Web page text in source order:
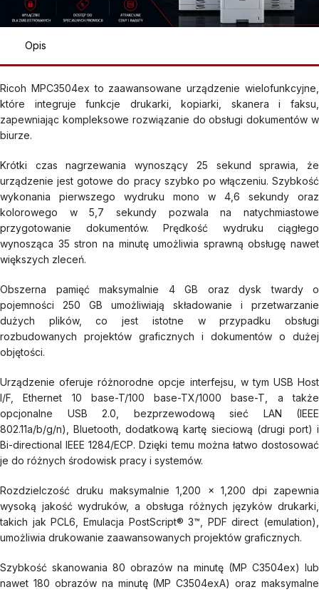
Opis
Ricoh MPC3504ex to zaawansowane urządzenie wielofunkcyjne,
które integruje funkcje drukarki, kopiarki, skanera i faksu,
zapewniając kompleksowe rozwiązanie do obsługi dokumentów w
biurze.
Krótki czas nagrzewania wynoszący 25 sekund sprawia, że
urządzenie jest gotowe do pracy szybko po włączeniu. Szybkość
wykonania pierwszego wydruku mono w 4,6 sekundy oraz
kolorowego w 5,7 sekundy pozwala na natychmiastowe
przygotowanie dokumentów. Prędkość wydruku ciągłego
wynosząca 35 stron na minutę umożliwia sprawną obsługę nawet
większych zleceń.
Obszerna pamięć maksymalnie 4 GB oraz dysk twardy o
pojemności 250 GB umożliwiają składowanie i przetwarzanie
dużych plików, co jest istotne w przypadku obsługi
rozbudowanych projektów graficznych i dokumentów o dużej
objętości.
Urządzenie oferuje różnorodne opcje interfejsu, w tym USB Host
I/F, Ethernet 10 base-T/100 base-TX/1000 base-T, a także
opcjonalne USB 2.0, bezprzewodową sieć LAN (IEEE
802.11a/b/g/n), Bluetooth, dodatkową kartę sieciową (drugi port) i
Bi-directional IEEE 1284/ECP. Dzięki temu można łatwo dostosować
je do różnych środowisk pracy i systemów.
Rozdzielczość druku maksymalnie 1,200 x 1,200 dpi zapewnia
wysoką jakość wydruków, a obsługa różnych języków drukarki,
takich jak PCL6, Emulacja PostScript® 3™, PDF direct (emulation),
umożliwia drukowanie zaawansowanych projektów graficznych.
Szybkość skanowania 80 obrazów na minutę (MP C3504ex) lub
nawet 180 obrazów na minutę (MP C3504exA) oraz maksymalne